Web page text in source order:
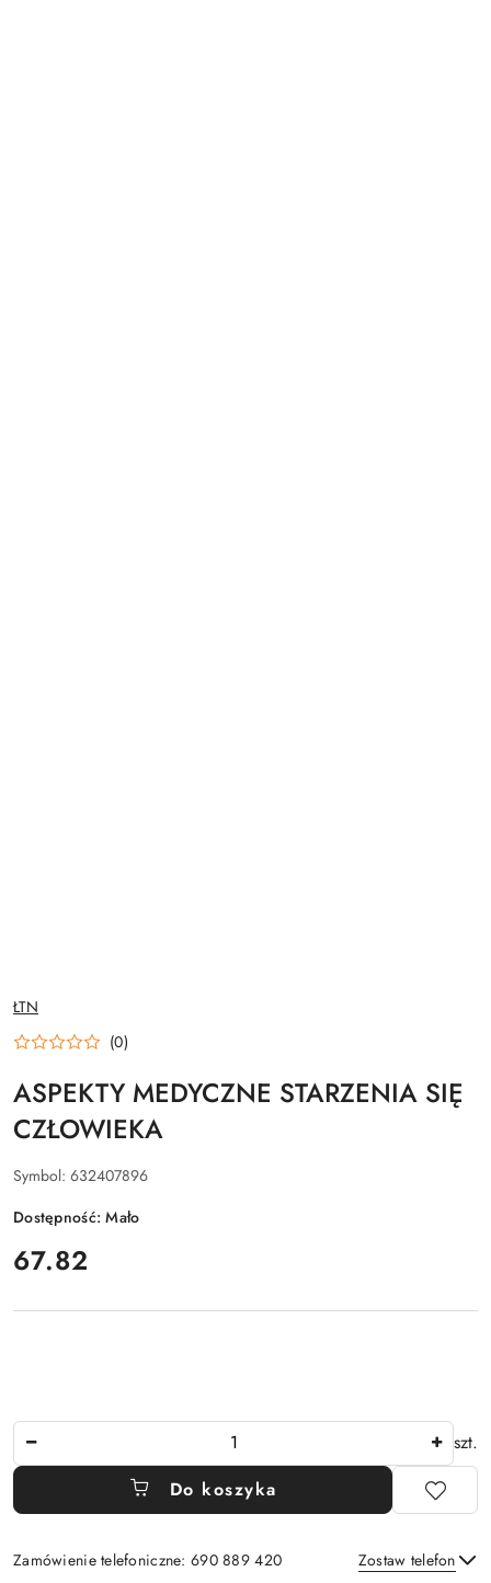
NAZWA
PRODUCENTA:
ŁTN
(0)
ASPEKTY MEDYCZNE STARZENIA SIĘ
CZŁOWIEKA
Symbol: 632407896
Dostępność:Mało
cena:
67.82
szt.
Do koszyka
Zamówienie telefoniczne: 690 889 420 Zostaw telefon